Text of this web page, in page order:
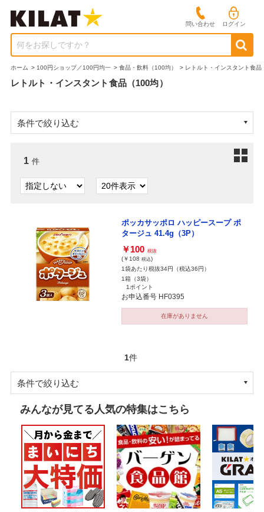
問い合わせ ログイン
何をお探しですか？
ホーム > 100円ショップ／100円均一 > 食品・飲料（100均） > レトルト・インスタント食品
レトルト・インスタント食品（100均）
条件で絞り込む
1 件
ポッカサッポロ ハッピースープ ポ
タージュ 41.4g（3P）
￥100 税抜
(￥108 税込)
1袋あたり税抜34円（税込36円）
1箱（3袋）
1ポイント
お申込番号 HF0395
在庫がありません
1件
条件で絞り込む
みんなが見てる人気の特集はこちら